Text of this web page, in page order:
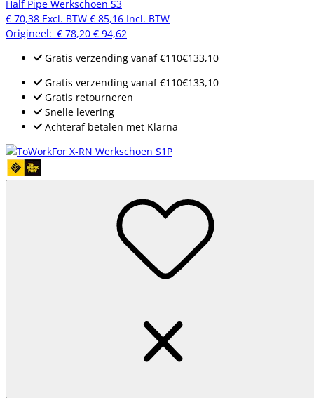
Half Pipe Werkschoen S3
€ 70,38 Excl. BTW € 85,16 Incl. BTW
Origineel: € 78,20 € 94,62
Gratis verzending vanaf€110€133,10
Gratis verzending vanaf€110€133,10
Gratis retourneren
Snelle levering
Achteraf betalen met Klarna